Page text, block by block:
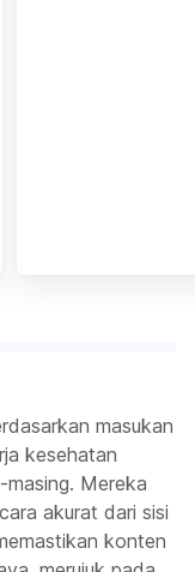
masukan
kesehatan
Mereka
akurat dari sisi
konten